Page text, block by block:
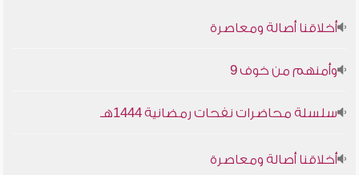
أخلاقنا أصالة ومعاصرة
وأمنهم من خوف 9
سلسلة محاضرات نفحات رمضانية 1444هـ
أخلاقنا أصالة ومعاصرة